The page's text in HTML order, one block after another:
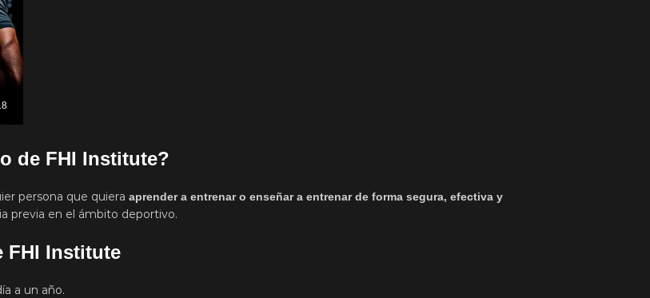
de FHI Institute?
persona que quiera aprender a entrenar o enseñar a entrenar de forma segura, efectiva y
previa en el ámbito deportivo.
FHI Institute
a un año.